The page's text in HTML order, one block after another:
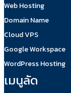
Web Hosting
Domain Name
Cloud VPS
Google Workspace
WordPress Hosting
เมนูลัด